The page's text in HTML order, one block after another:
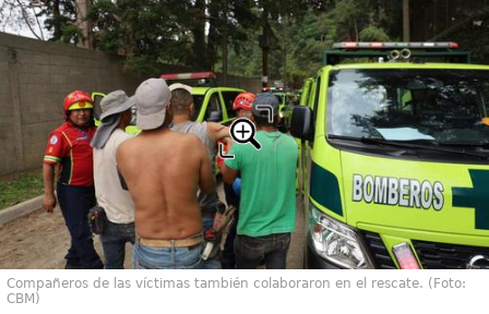
Compañeros de las víctimas también colaboraron en el rescate. (Foto:
CBM)